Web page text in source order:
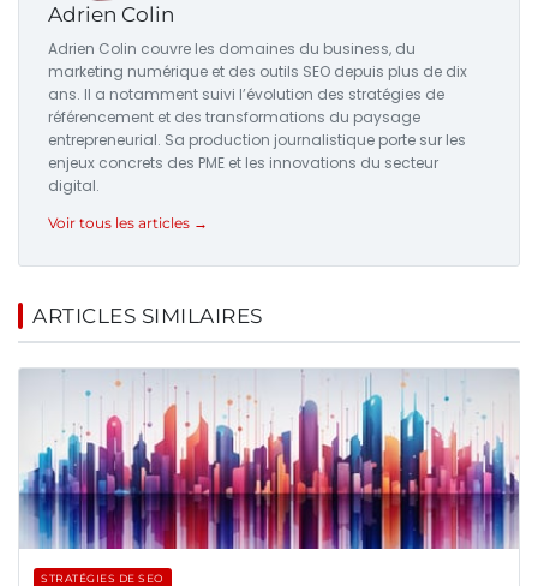
Adrien Colin
Adrien Colin couvre les domaines du business, du
marketing numérique et des outils SEO depuis plus de dix
ans. Il a notamment suivi l’évolution des stratégies de
référencement et des transformations du paysage
entrepreneurial. Sa production journalistique porte sur les
enjeux concrets des PME et les innovations du secteur
digital.
Voir tous les articles →
ARTICLES SIMILAIRES
STRATÉGIES DE SEO